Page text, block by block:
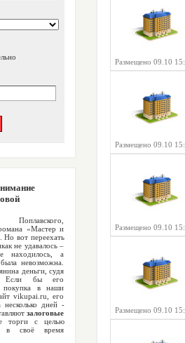
«Мастер и
вот переехать
не удавалось –
находилось, а
невозможна.
деньги, судя
Если бы его
покупка в наши
vikupai.ru, его
несколько дней -
залоговые
торги с целью
в своё время
Размещено 09.10
Размещено 09.10
Размещено 09.10
Размещено 09.10